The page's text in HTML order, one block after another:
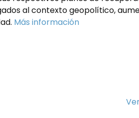
al contexto geopolítico,
Más información